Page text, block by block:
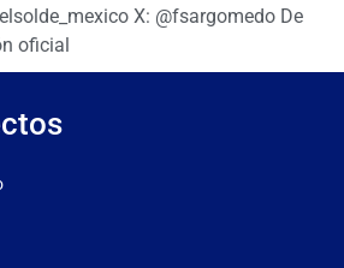
X: @fsargomedo De
oficial